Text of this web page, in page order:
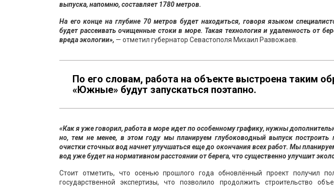
выпуска, напомню, составляет 1780 метров.
На его конце на глубине 70 метров будет находиться, говоря языком
будет рассеивать очищенные стоки в море. Такая технология и удаленность от
вреда экологии», — отметил губернатор Севастополя Михаил Развожаев.
По его словам, работа на объекте выстроена таким
«Южные» будут запускаться поэтапно.
«Как я уже говорил, работа в море идет по особенному графику, нужны
но, тем не менее, в этом году мы планируем глубоководный выпуск построить
очистки сточных вод начнет улучшаться еще до окончания всех работ. Мы
вод уже будет на нормативном расстоянии от берега, что существенно улучшит
Стоит отметить, что осенью прошлого года обновлённый проект получил
государственной экспертизы, что позволило продолжить строительство